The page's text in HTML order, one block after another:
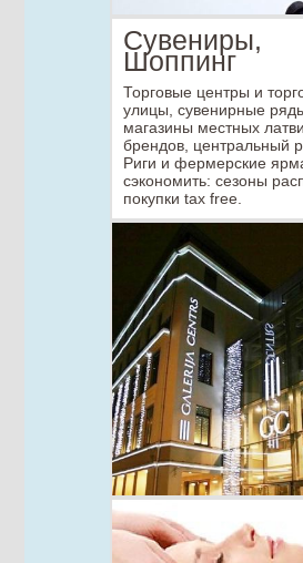
Сувениры,
Шоппинг
Торговые центры и
улицы, сувенирные
магазины местных
брендов, центральный
Риги и фермерские
сэкономить: сезоны
покупки tax free.